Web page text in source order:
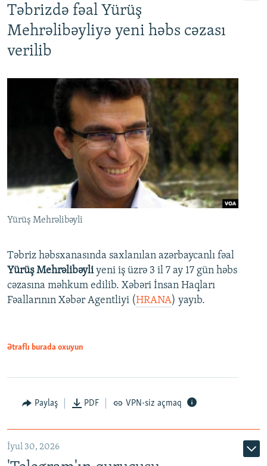
Təbrizdə fəal Yürüş
Mehrəlibəyliyə yeni həbs cəzası
verilib
Yürüş Mehrəlibəyli
Təbriz həbsxanasında saxlanılan azərbaycanlı fəal
Yürüş Mehrəlibəyliyeni iş üzrə 3 il 7 ay 17 gün həbs
cəzasına məhkum edilib. Xəbəri İnsan Haqları
Fəallarının Xəbər Agentliyi (HRANA) yayıb.
Ətraflı burada oxuyun
Paylaş PDF VPN-siz açmaq
İyul 30, 2026